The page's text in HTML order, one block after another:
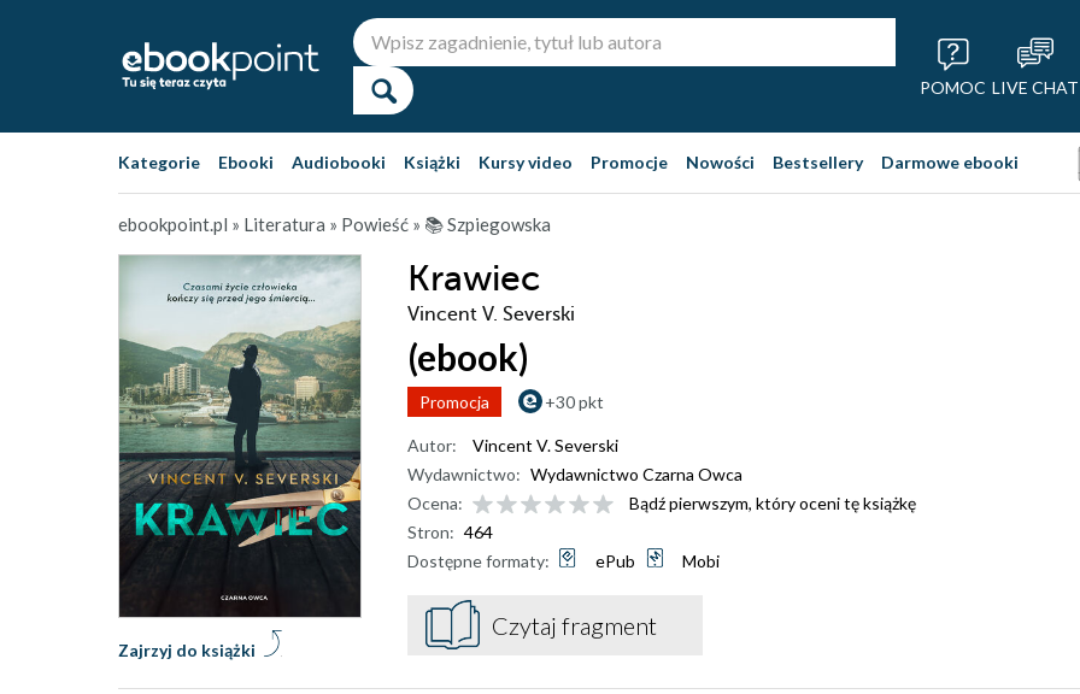
POMOC LIVE CHAT
Kategorie Ebooki Audiobooki Książki Kursy video Promocje Nowości Bestsellery Darmowe ebooki
ebookpoint.pl » Literatura » Powieść » 📚 Szpiegowska
Krawiec
Vincent V. Severski
(ebook)
Promocja +30 pkt
Zajrzyj do książki
Autor:
Vincent V. Severski
Wydawnictwo: Wydawnictwo Czarna Owca
Ocena:
Bądź pierwszym, który oceni tę książkę
Stron: 464
Dostępne formaty:
ePub Mobi
Czytaj fragment